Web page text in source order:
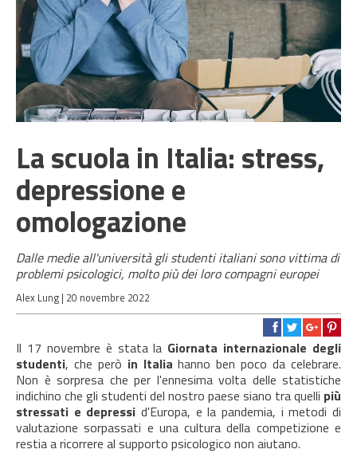
La scuola in Italia: stress,
depressione e
omologazione
Dalle medie all'università gli studenti italiani sono vittima di
problemi psicologici, molto più dei loro compagni europei
Alex Lung | 20 novembre 2022
Il 17 novembre è stata la Giornata internazionale degli
studenti, che però in Italia hanno ben poco da celebrare.
Non è sorpresa che per l'ennesima volta delle statistiche
indichino che gli studenti del nostro paese siano tra quelli più
stressati e depressi d'Europa, e la pandemia, i metodi di
valutazione sorpassati e una cultura della competizione e
restia a ricorrere al supporto psicologico non aiutano.